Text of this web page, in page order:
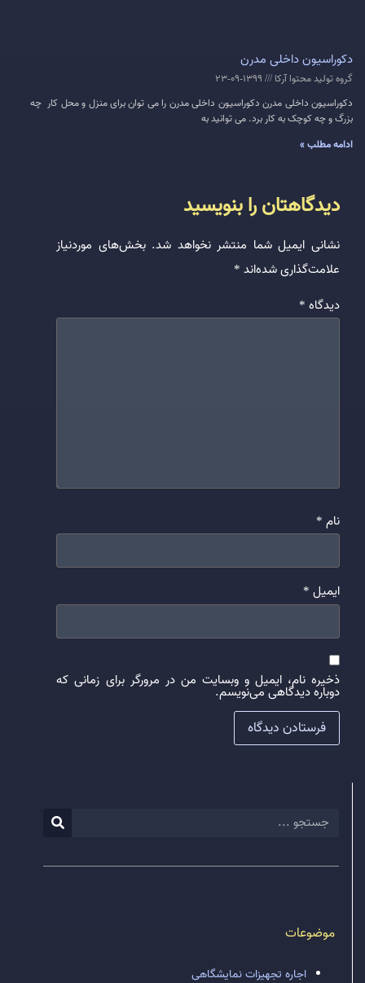
دکوراسیون داخلی مدرن
گروه تولید محتوا آرکا
دکوراسیون داخلی مدرن دکوراسیون داخلی مدرن را می توان برای منزل و محل کار چه
بزرگ و چه کوچک به کار برد. می توانید به
ادامه مطلب »
دیدگاهتان را بنویسید
نشانی ایمیل شما منتشر نخواهد شد. بخش‌های موردنیاز
علامت‌گذاری شده‌اند *
دیدگاه *
نام *
ایمیل *
ذخیره نام، ایمیل و وبسایت من در مرورگر برای زمانی که
دوباره دیدگاهی می‌نویسم.
موضوعات
اجاره تجهیزات نمایشگاهی